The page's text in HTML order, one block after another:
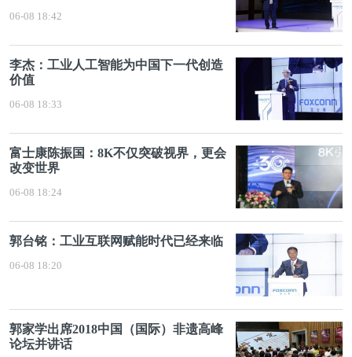
06-08 18:42
李杰：工业人工智能为中国下一代创造
价值
06-08 18:33
富士康陈振国：8K不仅突破视界，更会
改变世界
06-08 18:24
郭台铭：工业互联网赋能时代已经来临
06-08 18:20
郭家学出席2018中国（国际）非遗高峰
论坛并讲话